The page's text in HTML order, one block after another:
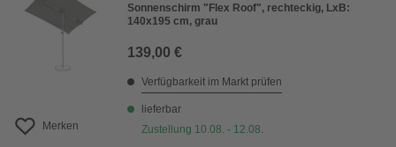
Merken
Sonnenschirm "Flex Roof", rechteckig, LxB:
140x195 cm, grau
139,00 €
Verfügbarkeit im Markt prüfen
lieferbar
Zustellung 10.08. - 12.08.